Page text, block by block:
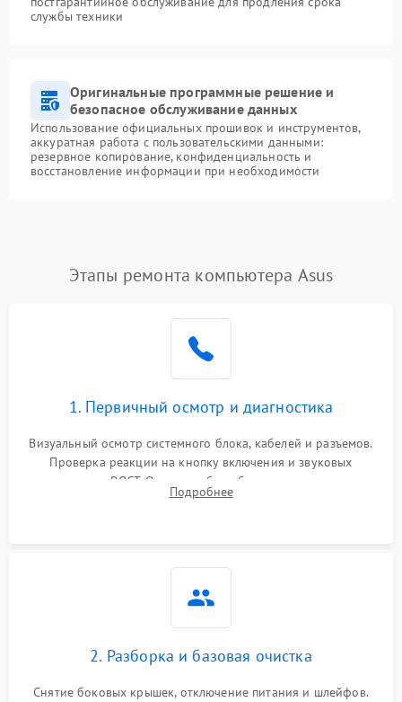
службы техники
Оригинальные программные решение и
безопасное обслуживание данных
Использование официальных прошивок и инструментов,
аккуратная работа с пользовательскими данными:
резервное копирование, конфиденциальность и
восстановление информации при необходимости
Этапы ремонта компьютера Asus
1. Первичный осмотр и диагностика
Визуальный осмотр системного блока, кабелей и разъемов.
Проверка реакции на кнопку включения и звуковых
сигналов POST. Оценка работы блока питания для
локализации базовых неисправностей без полного разбора.
Подробнее
2. Разборка и базовая очистка
Снятие боковых крышек, отключение питания и шлейфов.